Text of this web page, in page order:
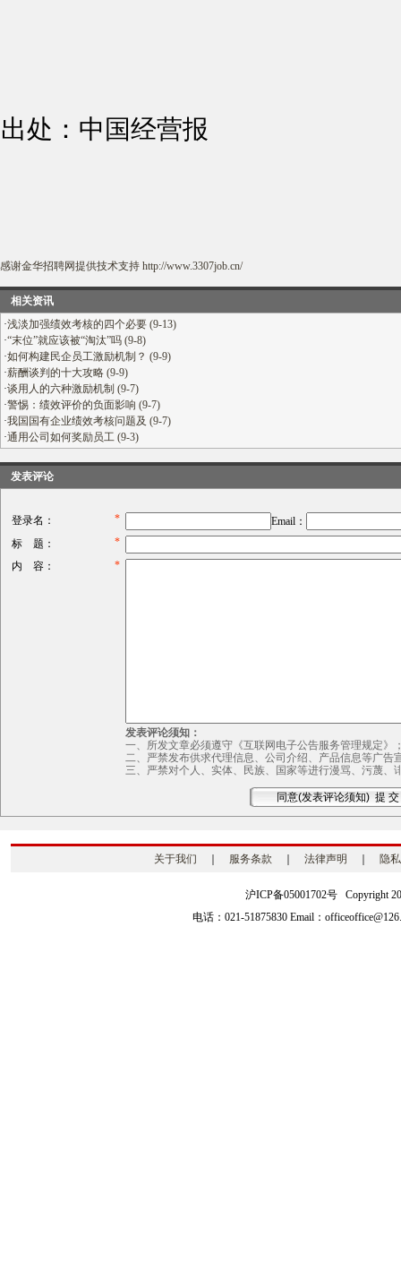
出处：中国经营报
感谢金华招聘网提供技术支持 http://www.3307job.cn/
相关资讯
·浅淡加强绩效考核的四个必要 (9-13)
·“末位”就应该被“淘汰”吗 (9-8)
·如何构建民企员工激励机制？ (9-9)
·薪酬谈判的十大攻略 (9-9)
·谈用人的六种激励机制 (9-7)
·警惕：绩效评价的负面影响 (9-7)
·我国国有企业绩效考核问题及 (9-7)
·通用公司如何奖励员工 (9-3)
发表评论
登录名： *
Email：
标 题：
*
内 容：
*
发表评论须知：
一、所发文章必须遵守《互联网电子公告服务管理规定》
二、严禁发布供求代理信息、公司介绍、产品信息等广告
三、严禁对个人、实体、民族、国家等进行漫骂、污蔑、
关于我们 服务条款 法律声明 隐
沪ICP备05001702号 Copyright
电话：021-51875830 Email：